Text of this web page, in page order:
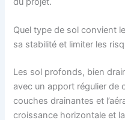
Quel type de sol convient
sa stabilité et limiter les
Les sol profonds, bien
avec un apport régulier de
couches drainantes et
croissance horizontale et